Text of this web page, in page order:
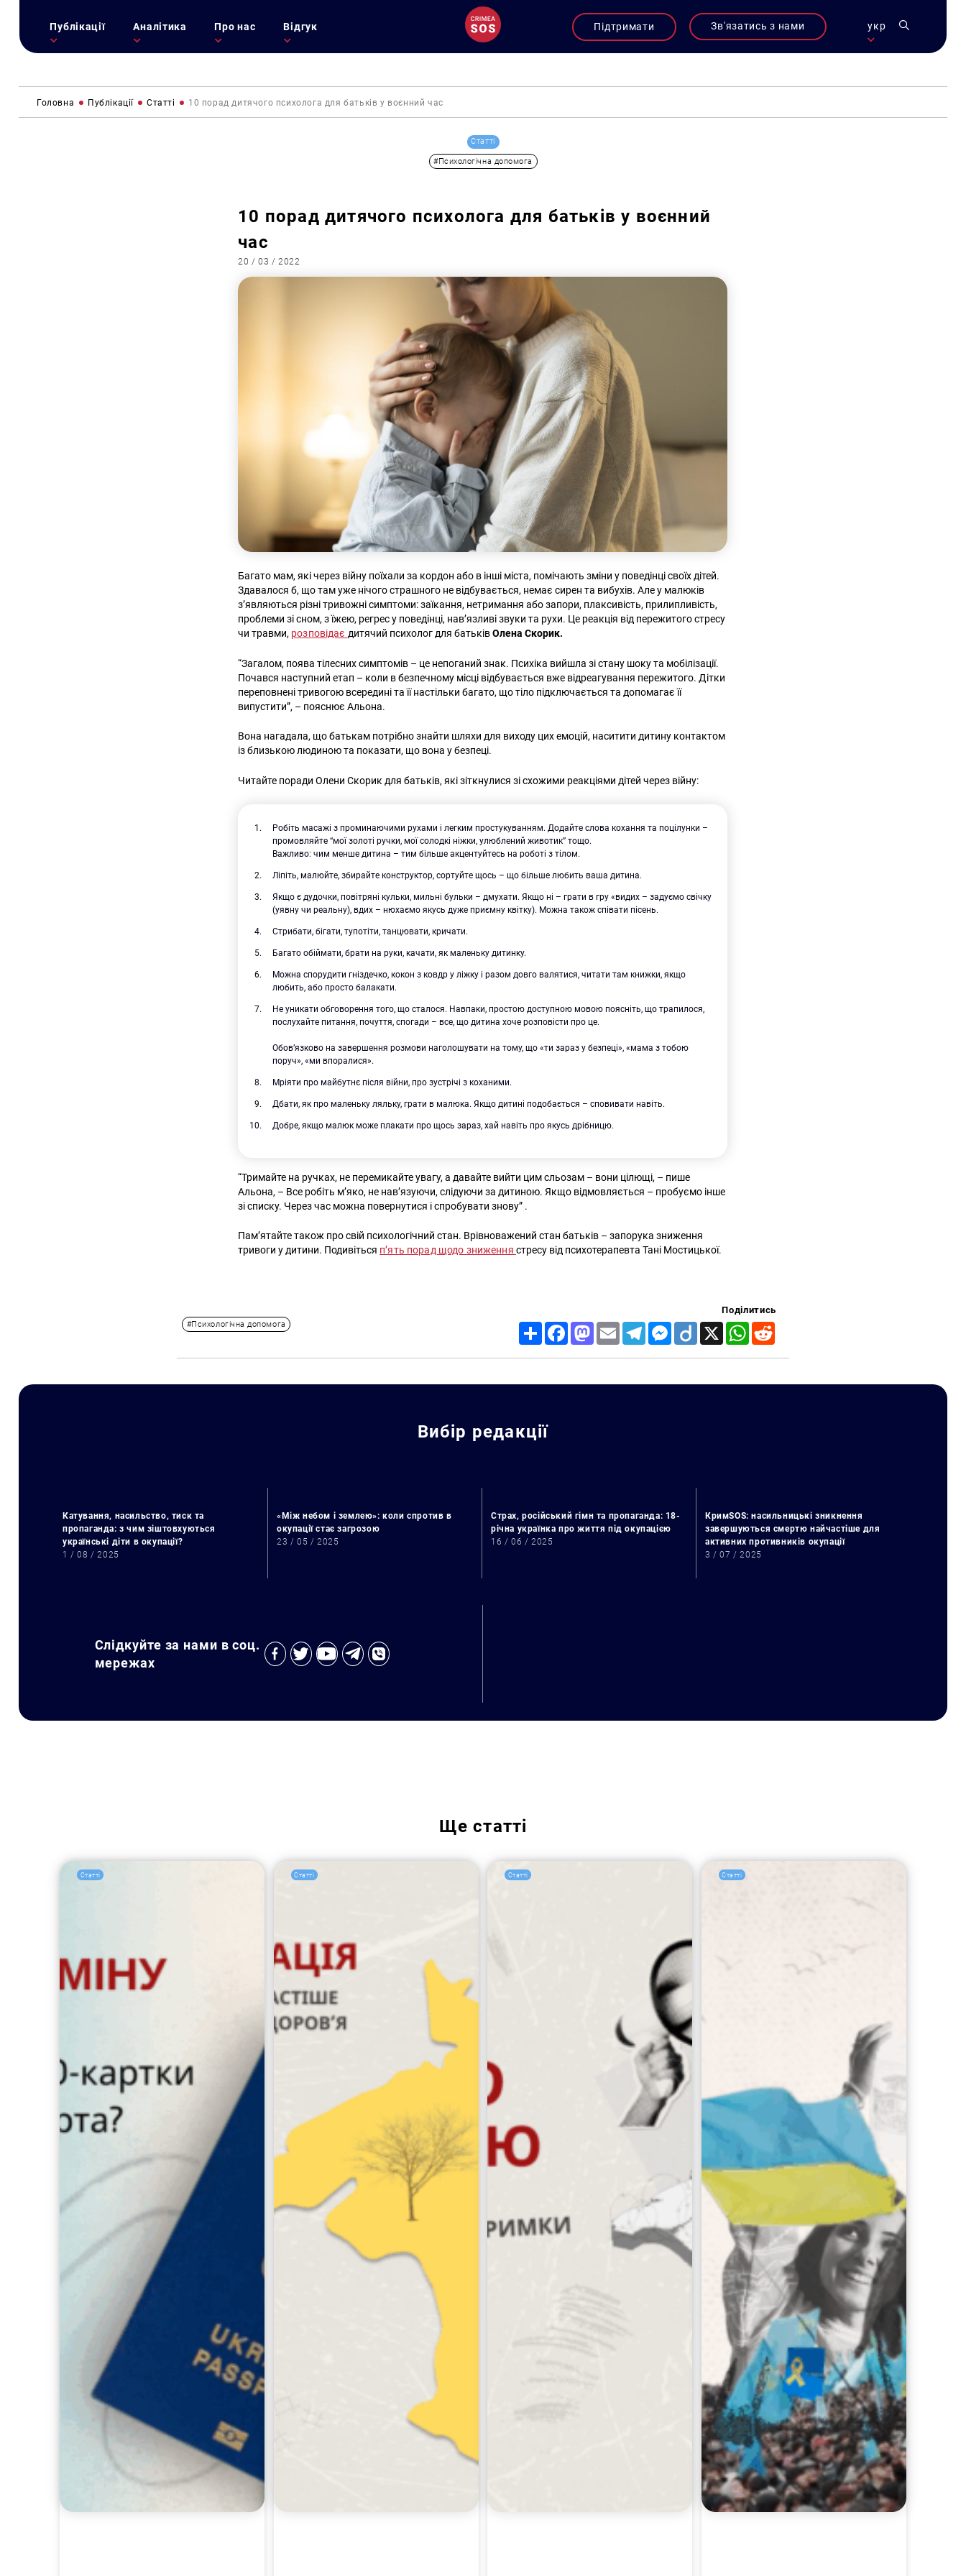
Публікації Аналітика Про нас Відгук Підтримати Зв'язатись з нами укр
Пошук за запитом:
Головна Публікації Статті 10 порад дитячого психолога для батьків у воєнний час
Статті
#Психологічна допомога
10 порад дитячого психолога для батьків у воєнний
час
20 / 03 / 2022
Багато мам, які через війну поїхали за кордон або в інші міста, помічають зміни у поведінці своїх дітей.
Здавалося б, що там уже нічого страшного не відбувається, немає сирен та вибухів. Але у малюків
з’являються різні тривожні симптоми: заїкання, нетримання або запори, плаксивість, прилипливість,
проблеми зі сном, з їжею, регрес у поведінці, нав’язливі звуки та рухи. Це реакція від пережитого стресу
чи травми, розповідає дитячий психолог для батьківОлена Скорик.
“Загалом, поява тілесних симптомів – це непоганий знак. Психіка вийшла зі стану шоку та мобілізації.
Почався наступний етап – коли в безпечному місці відбувається вже відреагування пережитого. Дітки
переповнені тривогою всередині та її настільки багато, що тіло підключається та допомагає її
випустити”, – пояснює Альона.
Вона нагадала, що батькам потрібно знайти шляхи для виходу цих емоцій, наситити дитину контактом
із близькою людиною та показати, що вона у безпеці.
Читайте поради Олени Скорик для батьків, які зіткнулися зі схожими реакціями дітей через війну:
Робіть масажі з проминаючими рухами і легким простукуванням. Додайте слова кохання та поцілунки –
промовляйте “мої золоті ручки, мої солодкі ніжки, улюблений животик” тощо.
Важливо: чим менше дитина – тим більше акцентуйтесь на роботі з тілом.
Ліпіть, малюйте, збирайте конструктор, сортуйте щось – що більше любить ваша дитина.
Якщо є дудочки, повітряні кульки, мильні бульки – дмухати. Якщо ні – грати в гру «видих – задуємо свічку
(уявну чи реальну), вдих – нюхаємо якусь дуже приємну квітку). Можна також співати пісень.
Стрибати, бігати, тупотіти, танцювати, кричати.
Багато обіймати, брати на руки, качати, як маленьку дитинку.
Можна спорудити гніздечко, кокон з ковдр у ліжку і разом довго валятися, читати там книжки, якщо
любить, або просто балакати.
Не уникати обговорення того, що сталося. Навпаки, простою доступною мовою поясніть, що трапилося,
послухайте питання, почуття, спогади – все, що дитина хоче розповісти про це.
Обов’язково на завершення розмови наголошувати на тому, що «ти зараз у безпеці», «мама з тобою
поруч», «ми впоралися».
Мріяти про майбутнє після війни, про зустрічі з коханими.
Дбати, як про маленьку ляльку, грати в малюка. Якщо дитині подобається – сповивати навіть.
Добре, якщо малюк може плакати про щось зараз, хай навіть про якусь дрібницю.
“Тримайте на ручках, не перемикайте увагу, а давайте вийти цим сльозам – вони цілющі, – пише
Альона, – Все робіть м’яко, не нав’язуючи, слідуючи за дитиною. Якщо відмовляється – пробуємо інше
зі списку. Через час можна повернутися і спробувати знову” .
Пам’ятайте також про свій психологічний стан. Врівноважений стан батьків – запорука зниження
тривоги у дитини. Подивіться п’ять порад щодо зниження стресу від психотерапевта Тані Мостицької.
#Психологічна допомога
Поділитись
Share FacebookMastodon
Email TelegramMessenger
Diigo X WhatsApp
Вибір редакції
Катування, насильство, тиск та
пропаганда: з чим зіштовхуються
українські діти в окупації?
1 / 08 / 2025
«Між небом і землею»: коли спротив в
окупації стає загрозою
23 / 05 / 2025
Страх, російський гімн та пропаганда: 18-
річна українка про життя під окупацією
16 / 06 / 2025
КримSOS: насильницькі зникнення
завершуються смертю найчастіше для
активних противників окупації
3 / 07 / 2025
Слідкуйте за нами в соц.
мережах
Щестатті
Статті Статті Статті Статті